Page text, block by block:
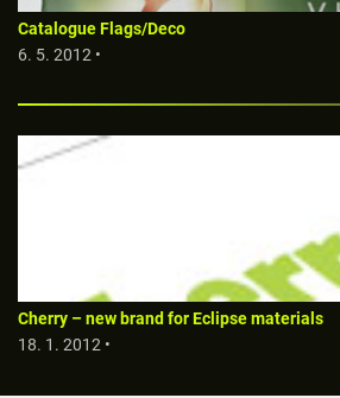
Catalogue Flags/Deco
6. 5. 2012 •
Cherry – new brand for Eclipse materials
18. 1. 2012 •